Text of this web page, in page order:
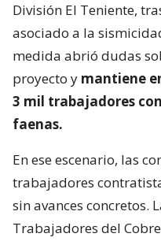
División El Teniente,
asociado a la
medida abrió dudas
proyecto y mantiene
3 mil trabajadores
faenas.
En ese escenario, las
trabajadores
sin avances concretos.
Trabajadores del